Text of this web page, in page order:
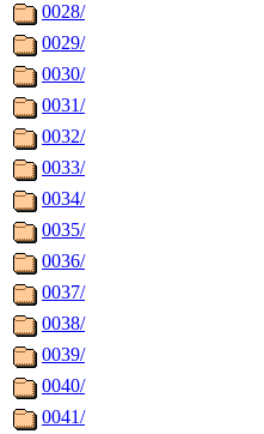
0028/
0029/
0030/
0031/
0032/
0033/
0034/
0035/
0036/
0037/
0038/
0039/
0040/
0041/